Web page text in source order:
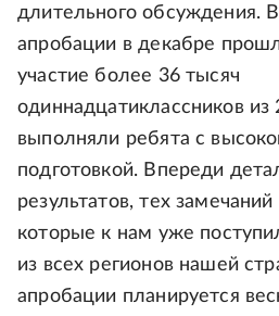
длительного обсуждения.
апробации в декабре
участие более 36 тысяч
одиннадцатиклассников из
выполняли ребята с
подготовкой. Впереди
результатов, тех
которые к нам уже
из всех регионов нашей
апробации планируется